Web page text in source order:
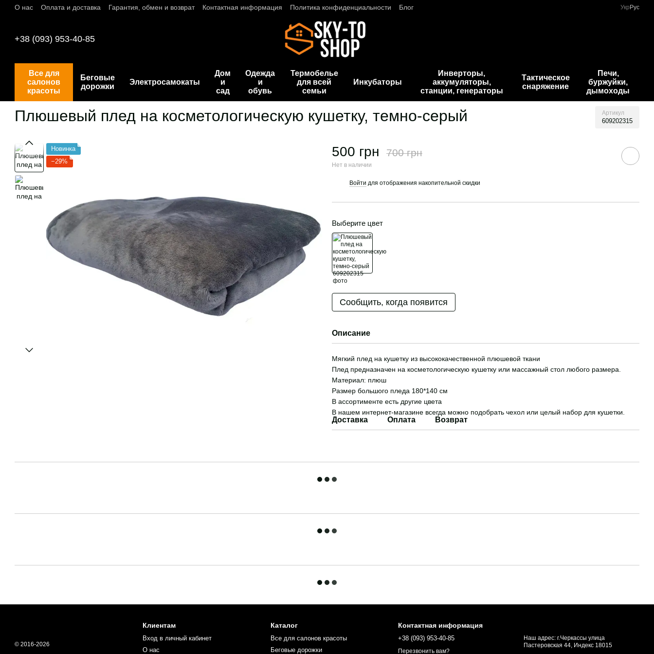
Перейти к основному контенту
О нас Оплата и доставка Гарантия, обмен и возврат Контактная информация Политика конфиденциальности Блог Укр Рус
+38 (093) 953-40-85
Все для
салонов
красоты
Беговые
дорожки
Электросамокаты
Дом
и
сад
Одежда
и
обувь
Термобелье
для всей
семьи
Инкубаторы
Инверторы,
аккумуляторы,
станции, генераторы
Тактическое
снаряжение
Печи,
буржуйки,
дымоходы
Плюшевый плед на косметологическую кушетку, темно-серый Артикул
609202315
Новинка
−29%
500 грн 700 грн
Нет в наличии
Войти для отображения накопительной скидки
Выберите цвет
Сообщить, когда появится
Описание
Мягкий плед на кушетку из высококачественной плюшевой ткани
Плед предназначен на косметологическую кушетку или массажный стол любого размера.
Материал: плюш
Размер большого пледа 180*140 см
В ассортименте есть другие цвета
В нашем интернет-магазине всегда можно подобрать чехол или целый набор для кушетки.
Доставка Оплата Возврат
© 2016-2026
Клиентам
Вход в личный кабинет
О нас
Каталог
Все для салонов красоты
Беговые дорожки
Контактная информация
+38 (093) 953-40-85
Перезвонить вам?
Наш адрес: г.Черкассы улица
Пастеровская 44, Индекс 18015